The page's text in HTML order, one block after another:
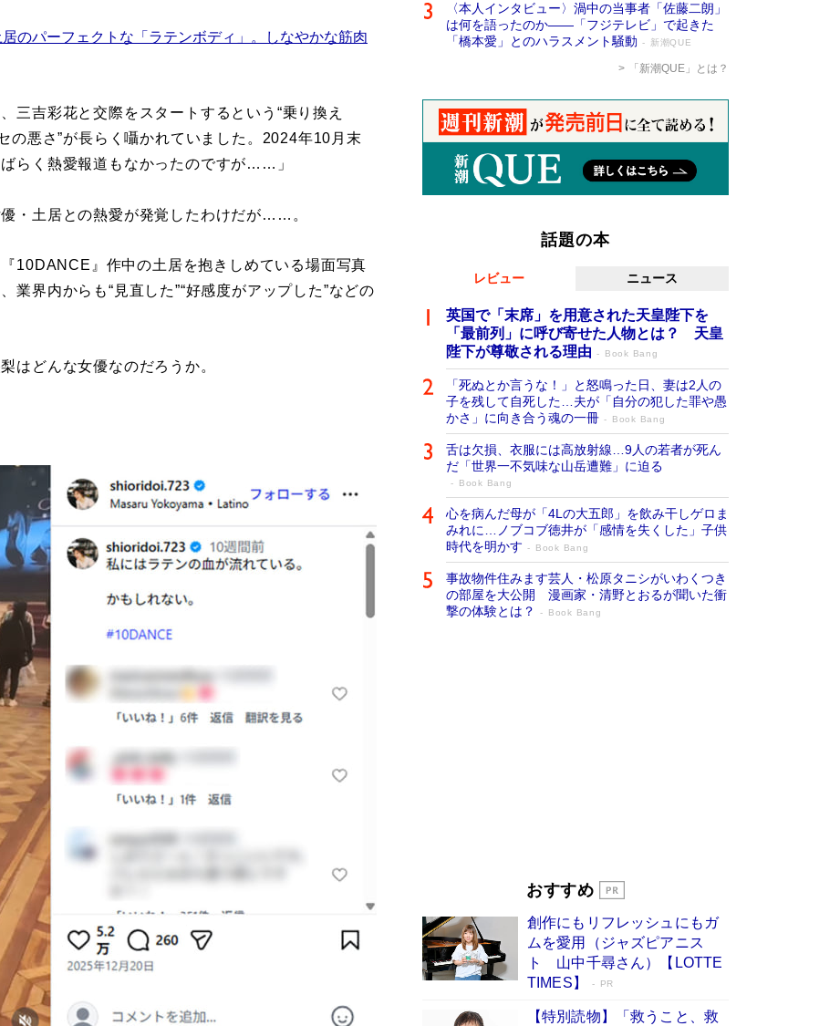
のパーフェクトな「ラテンボディ」。しなやかな筋肉
三吉彩花と交際をスタートするという“乗り換え
の悪さ”が長らく囁かれていました。2024年10月末
らく熱愛報道もなかったのですが……」
・土居との熱愛が発覚したわけだが……。
10DANCE』作中の土居を抱きしめている場面写真
業界内からも“見直した”“好感度がアップした”などの
はどんな女優なのだろうか。
〈本人インタビュー〉渦中の当事者「佐藤二朗」
は何を語ったのか――「フジテレビ」で起きた
「橋本愛」とのハラスメント騒動
新潮QUE
「新潮QUE」とは？
話題の本
レビュー ニュース
英国で「末席」を用意された天皇陛下を
「最前列」に呼び寄せた人物とは？ 天皇
陛下が尊敬される理由
Book Bang
「死ぬとか言うな！」と怒鳴った日、妻は2人の
子を残して自死した…夫が「自分の犯した罪や愚
かさ」に向き合う魂の一冊
Book Bang
舌は欠損、衣服には高放射線…9人の若者が死ん
だ「世界一不気味な山岳遭難」に迫る
Book Bang
心を病んだ母が「4Lの大五郎」を飲み干しゲロま
みれに…ノブコブ徳井が「感情を失くした」子供
時代を明かす
Book Bang
事故物件住みます芸人・松原タニシがいわくつき
の部屋を大公開 漫画家・清野とおるが聞いた衝
撃の体験とは？
Book Bang
占 上半期1位にも選出［新書ベストセラー］
Book Bang
おすすめ
創作にもリフレッシュにもガ
ムを愛用（ジャズピアニス
ト 山中千尋さん）【LOTTE
TIMES】
PR
【特別読物】「救うこと、救